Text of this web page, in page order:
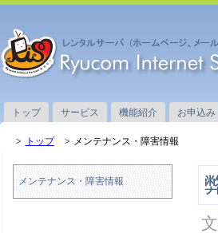
トップ サービス 機能紹介 お申込み
トップ メンテナンス・障害情報
メンテナンス・障害情報